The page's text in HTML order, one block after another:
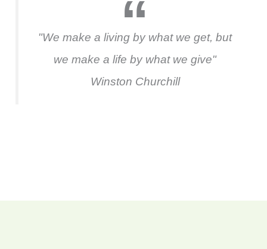
"We make a living by what we get, but
we make a life by what we give"
Winston Churchill